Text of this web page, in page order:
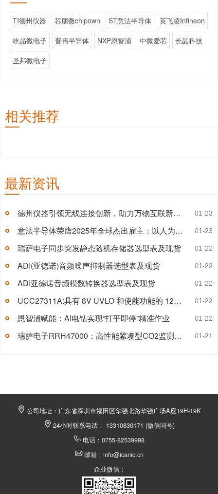
TI德州仪器 芯朋微chipown ST意法半导体 英飞凌Infineon
屹晶微电子 普冉半导体 NXP恩智浦 中微爱芯 长晶科技
圣邦微电子
相关推荐
最新资讯
德州仪器引领无线连接创新，助力万物互联新时代 01-23
意法半导体荣膺2025年全球杰出雇主：以人为本，追求卓越 01-23
瑞萨电子同步突发静态随机存储器选型表及现货 01-22
ADI(亚德诺)音频噪声抑制器选型表及现货 01-22
ADI亚德诺音频模数转换器选型表及现货 01-22
UCC27311A:具有 8V UVLO 和使能功能的 120V、4A 半桥驱动器 01-22
恩智浦赋能：AI电钻实现“打平即停”精准作业 01-22
瑞萨电子RRH47000：高性能紧凑型CO2监测模块 01-21
公司地址：广东省深圳市福田区华强北路华强广场A座19H-19K
24小时联系电话： 13310830171 (微信同号)
电话：0755-82539998
邮箱：info@icanic.cn
企业微信：